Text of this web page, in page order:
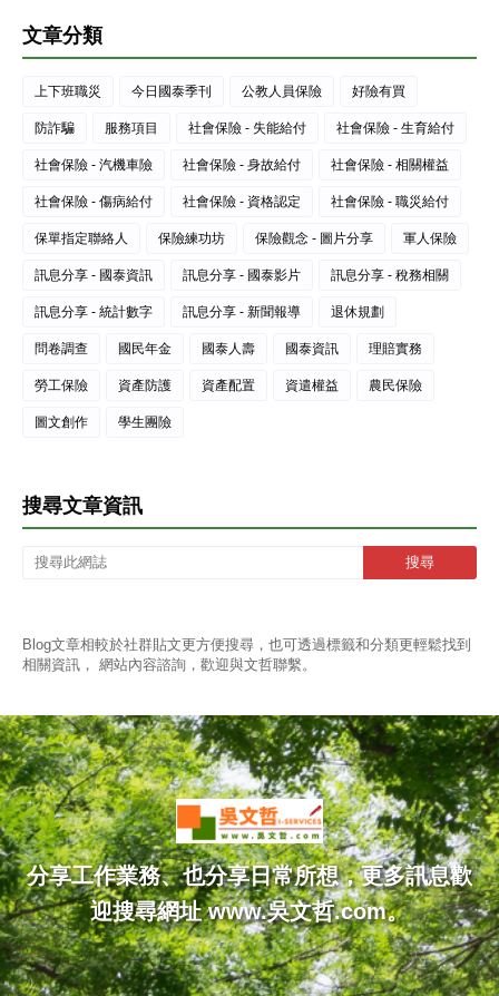
文章分類
上下班職災 今日國泰季刊 公教人員保險 好險有買
防詐騙 服務項目 社會保險 - 失能給付 社會保險 - 生育給付
社會保險 - 汽機車險 社會保險 - 身故給付 社會保險 - 相關權益
社會保險 - 傷病給付 社會保險 - 資格認定 社會保險 - 職災給付
保單指定聯絡人 保險練功坊 保險觀念 - 圖片分享 軍人保險
訊息分享 - 國泰資訊 訊息分享 - 國泰影片 訊息分享 - 稅務相關
訊息分享 - 統計數字 訊息分享 - 新聞報導 退休規劃
問卷調查 國民年金 國泰人壽 國泰資訊 理賠實務
勞工保險 資產防護 資產配置 資遣權益 農民保險
圖文創作 學生團險
搜尋文章資訊
Blog文章相較於社群貼文更方便搜尋，也可透過標籤和分類更輕鬆找到
相關資訊， 網站內容諮詢，歡迎與文哲聯繫。
分享工作業務、也分享日常所想，更多訊息歡
迎搜尋網址 www.吳文哲.com。